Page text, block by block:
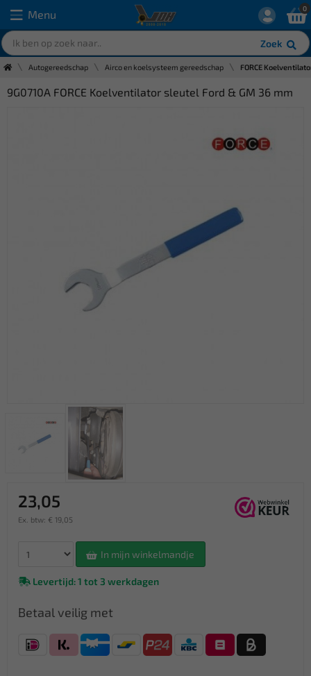
Menu
Zoek
0
Autogereedschap Airco en koelsysteem gereedschap FORCE
9G0710A FORCE Koelventilator sleutel Ford & GM 36 mm
23,05
Ex. btw: € 19,05
In mijn winkelmandje
Levertijd: 1 tot 3 werkdagen
Betaal veilig met